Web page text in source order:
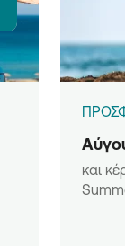
και